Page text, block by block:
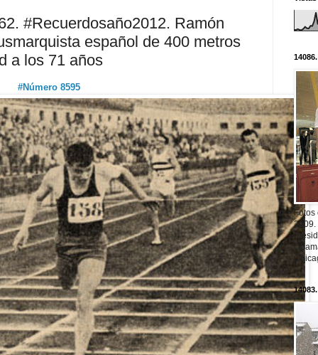
#Recuerdosaño2012. Ramón
español de 400 metros
a los 71 años
#Número 8595
Fotos
2009.